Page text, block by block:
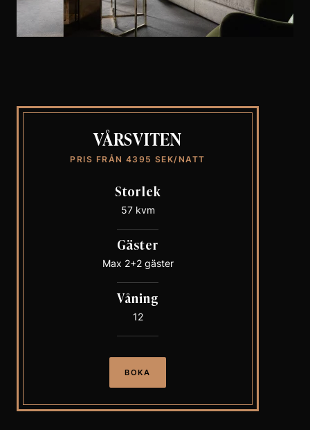
VÅRSVITEN
PRIS FRÅN 4395 SEK/NATT
Storlek
57 kvm
Gäster
Max 2+2 gäster
Våning
12
BOKA